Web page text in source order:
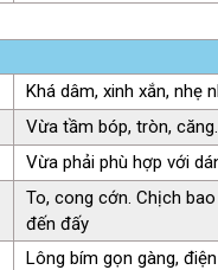
Khá dâm, xinh xắn, nhẹ
Vừa tầm bóp, tròn, căng.
Vừa phải phù hợp với
To, cong cớn. Chịch
đến đấy
Lông bím gọn gàng,